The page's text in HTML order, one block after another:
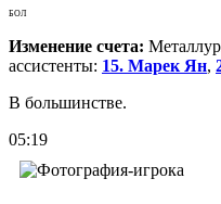
БОЛ
Изменение счета:
ассистенты: 15. Марек Ян,
В большинстве.
05:19